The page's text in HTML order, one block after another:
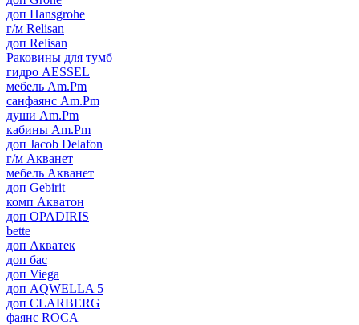
доп Hansgrohe
г/м Relisan
доп Relisan
Раковины для тумб
гидро AESSEL
мебель Am.Pm
санфаянс Am.Pm
души Am.Pm
кабины Am.Pm
доп Jacob Delafon
г/м Акванет
мебель Акванет
доп Gebirit
комп Акватон
доп OPADIRIS
bette
доп Акватек
доп бас
доп Viega
доп AQWELLA 5
доп CLARBERG
фаянс ROCA